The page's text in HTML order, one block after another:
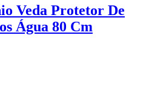
Veda Protetor De
Água 80 Cm